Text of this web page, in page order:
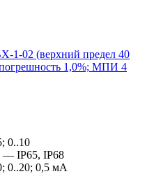
1-02 (верхний предел 40
1,0%; МПИ 4
0..10
— IP65, IP68
0..20; 0,5 мА